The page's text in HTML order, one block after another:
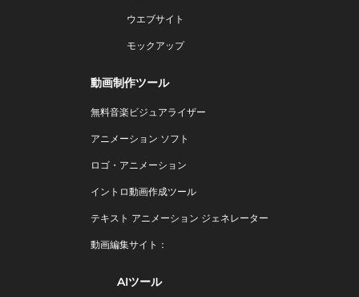
ウエブサイト
モックアップ
動画制作ツール
無料音楽ビジュアライザー
アニメーション ソフト
ロゴ・アニメーション
イントロ動画作成ツール
テキスト アニメーション ジェネレーター
動画編集サイト：
AIツール